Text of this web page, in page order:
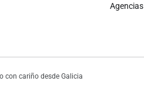
Agencias
con cariño desde Galicia